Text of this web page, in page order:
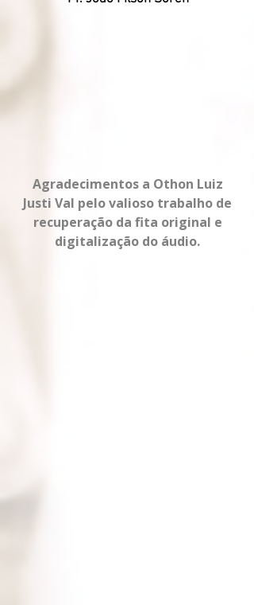
Agradecimentos a Othon Luiz
Justi Val pelo valioso trabalho de
recuperação da fita original e
digitalização do áudio.